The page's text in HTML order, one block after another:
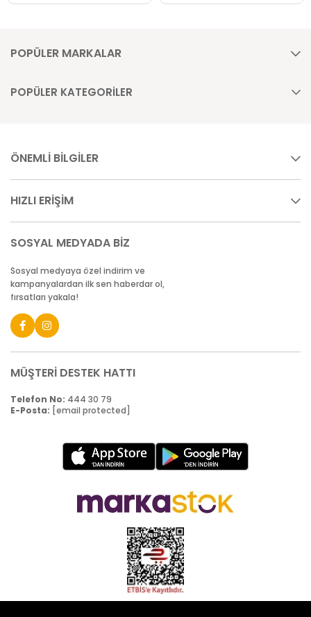
POPÜLER MARKALAR
POPÜLER KATEGORİLER
ÖNEMLİ BİLGİLER
HIZLI ERİŞİM
SOSYAL MEDYADA BİZ
Sosyal medyaya özel indirim ve
kampanyalardan ilk sen haberdar ol,
fırsatları yakala!
MÜŞTERİ DESTEK HATTI
Telefon No: 444 30 79
E-Posta: [email protected]